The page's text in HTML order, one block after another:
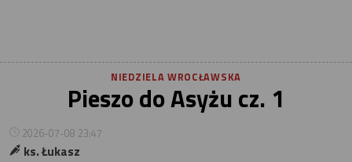
NIEDZIELA WROCŁAWSKA
Pieszo do Asyżu cz. 1
2026-07-08 23:47
ks. Łukasz